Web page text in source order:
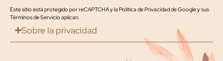
Este sitio está protegido por reCAPTCHA y la Política de Privacidad de Googleysus
Términos de Servicio aplican.
Sobre la privacidad